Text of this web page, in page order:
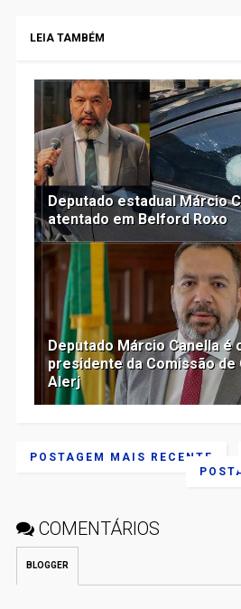
LEIA TAMBÉM
Deputado estadual Márcio
atentado em Belford Roxo
Deputado Márcio Canella é
presidente da Comissão de
Alerj
POSTAGEM MAIS RECENTE
COMENTÁRIOS
BLOGGER